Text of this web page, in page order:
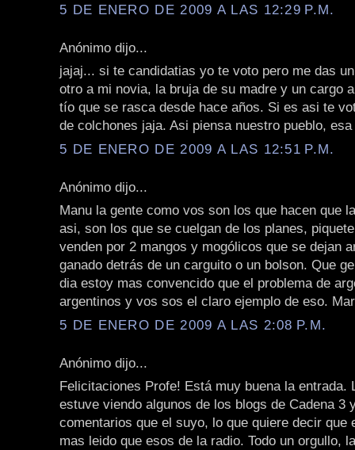
5 DE ENERO DE 2009 A LAS 12:29 P.M.
Anónimo dijo...
jajaj... si te candidatias yo te voto pero me das
otro a mi novia, la bruja de su madre y un cargo
tío que se rasca desde hace años. Si es asi te
de colchones jaja. Asi piensa nuestro pueblo,
5 DE ENERO DE 2009 A LAS 12:51 P.M.
Anónimo dijo...
Manu la gente como vos son los que hacen que
asi, son los que se cuelgan de los planes,
venden por 2 mangos y mogólicos que se dejan
ganado detrás de un carguito o un bolson. Que
dia estoy mas convencido que el problema de
argentinos y vos sos el claro ejemplo de eso.
5 DE ENERO DE 2009 A LAS 2:08 P.M.
Anónimo dijo...
Felicitaciones Profe! Está muy buena la entrada.
estuve viendo algunos de los blogs de Cadena 3
comentarios que el suyo, lo que quiere decir que
mas leido que esos de la radio. Todo un orgullo,